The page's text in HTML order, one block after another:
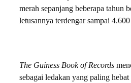
merah sepanjang beberapa tahun
letusannya terdengar sampai
The Guiness Book of Records
sebagai ledakan yang paling